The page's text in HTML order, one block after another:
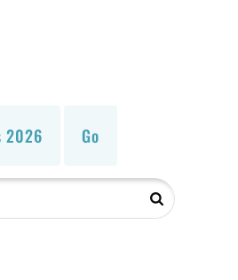
2026 Go
Search